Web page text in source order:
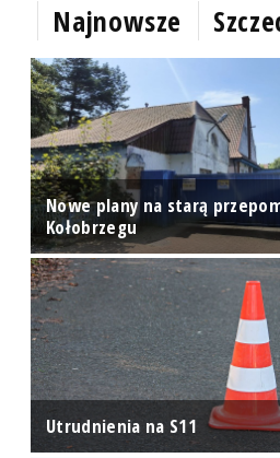
Najnowsze
Nowe plany na starą
Kołobrzegu
Utrudnienia na S11